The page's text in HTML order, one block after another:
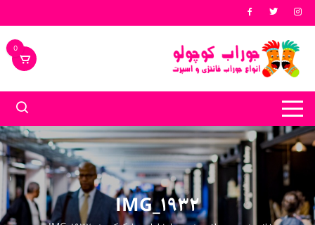
شدن
محتوا
0
IMG_1932